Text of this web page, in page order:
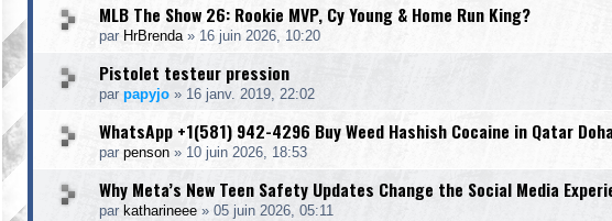
MLB The Show 26: Rookie MVP, Cy Young & Home Run King?
par HrBrenda» 16 juin 2026, 10:20
Pistolet testeur pression
par papyjo » 16 janv. 2019, 22:02
WhatsApp +1(581) 942-4296 Buy Weed Hashish Cocaine in Qatar
par penson » 10 juin 2026, 18:53
Why Meta’s New Teen Safety Updates Change the Social Media
par katharineee » 05 juin 2026, 05:11